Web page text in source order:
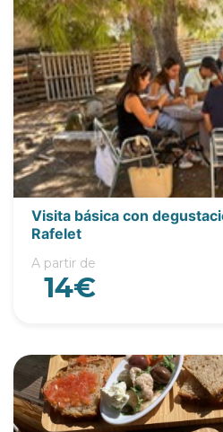
Visita básica con
Rafelet
A partir de
14€